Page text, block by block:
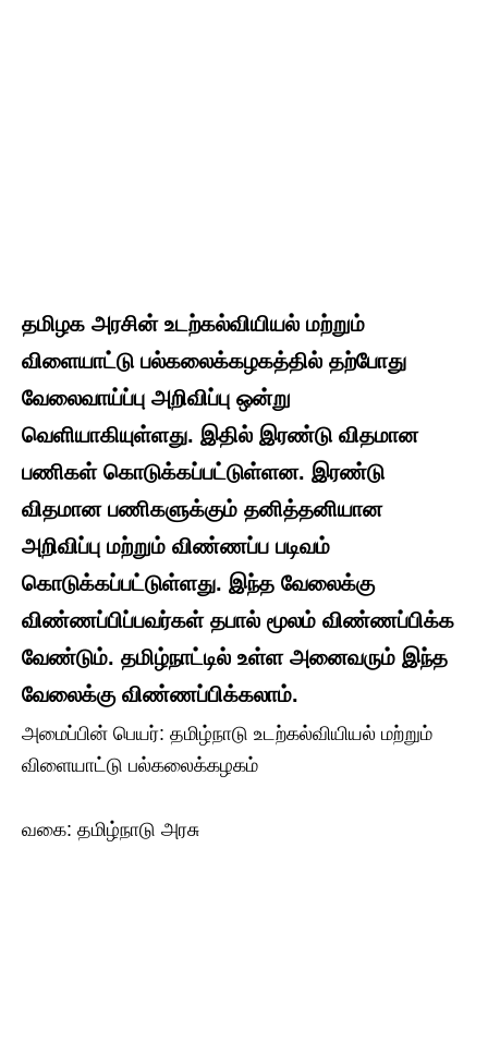
தமிழக அரசின் உடற்கல்வியியல் மற்றும்
விளையாட்டு பல்கலைக்கழகத்தில் தற்போது
வேலைவாய்ப்பு அறிவிப்பு ஒன்று
வெளியாகியுள்ளது. இதில் இரண்டு விதமான
பணிகள் கொடுக்கப்பட்டுள்ளன. இரண்டு
விதமான பணிகளுக்கும் தனித்தனியான
அறிவிப்பு மற்றும் விண்ணப்ப படிவம்
கொடுக்கப்பட்டுள்ளது. இந்த வேலைக்கு
விண்ணப்பிப்பவர்கள் தபால் மூலம் விண்ணப்பிக்க
வேண்டும். தமிழ்நாட்டில் உள்ள அனைவரும் இந்த
வேலைக்கு விண்ணப்பிக்கலாம்.
அமைப்பின் பெயர்: தமிழ்நாடு உடற்கல்வியியல் மற்றும்
விளையாட்டு பல்கலைக்கழகம்
வகை: தமிழ்நாடு அரசு